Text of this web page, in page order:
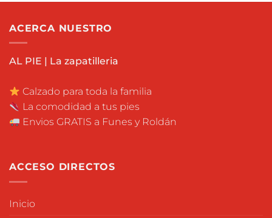
ACERCA NUESTRO
AL PIE | La zapatilleria
Calzado para toda la familia
La comodidad a tus pies
Envios GRATIS a Funes y Roldán
ACCESO DIRECTOS
Inicio